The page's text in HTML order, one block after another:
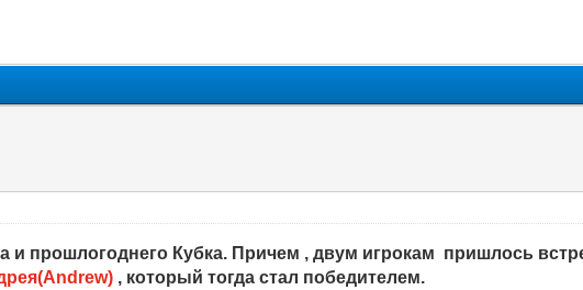
и прошлогоднего Кубка. Причем , двум игрокам пришлось
, который тогда стал победителем.